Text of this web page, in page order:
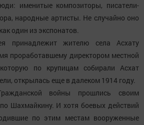
именитые композиторы, писатели-
народные артисты. Не случайно оно
один из экспонатов.
принадлежит жителю села Асхату
проработавшему директором местной
по крупицам собирали Асхат
открылась еще в далеком 1914 году.
войны прошлись своим
Шахмайкину. И хотя боевых действий
по этим местам во­оруженные